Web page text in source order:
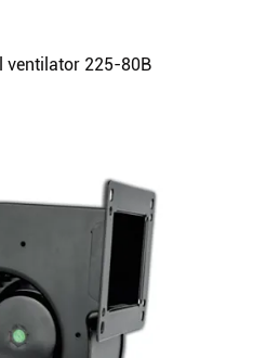
ventilator 225-80B